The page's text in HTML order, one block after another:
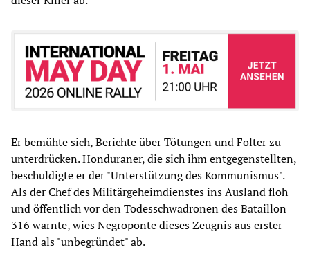
Er bemühte sich, Berichte über Tötungen und Folter zu
unterdrücken. Honduraner, die sich ihm entgegenstellten,
beschuldigte er der "Unterstützung des Kommunismus".
Als der Chef des Militärgeheimdienstes ins Ausland floh
und öffentlich vor den Todesschwadronen des Bataillon
316 warnte, wies Negroponte dieses Zeugnis aus erster
Hand als "unbegründet" ab.